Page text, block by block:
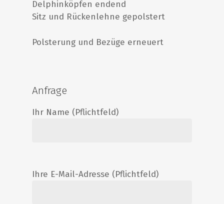
Delphinköpfen endend
Sitz und Rückenlehne gepolstert
Polsterung und Bezüge erneuert
Anfrage
Ihr Name (Pflichtfeld)
Ihre E-Mail-Adresse (Pflichtfeld)